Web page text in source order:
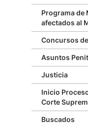
Programa de
afectados al
Concursos
Asuntos
Justicia
Inicio
Corte
Buscados